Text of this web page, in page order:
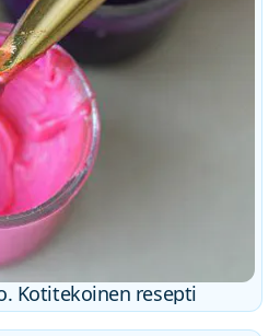
Kotitekoinen resepti